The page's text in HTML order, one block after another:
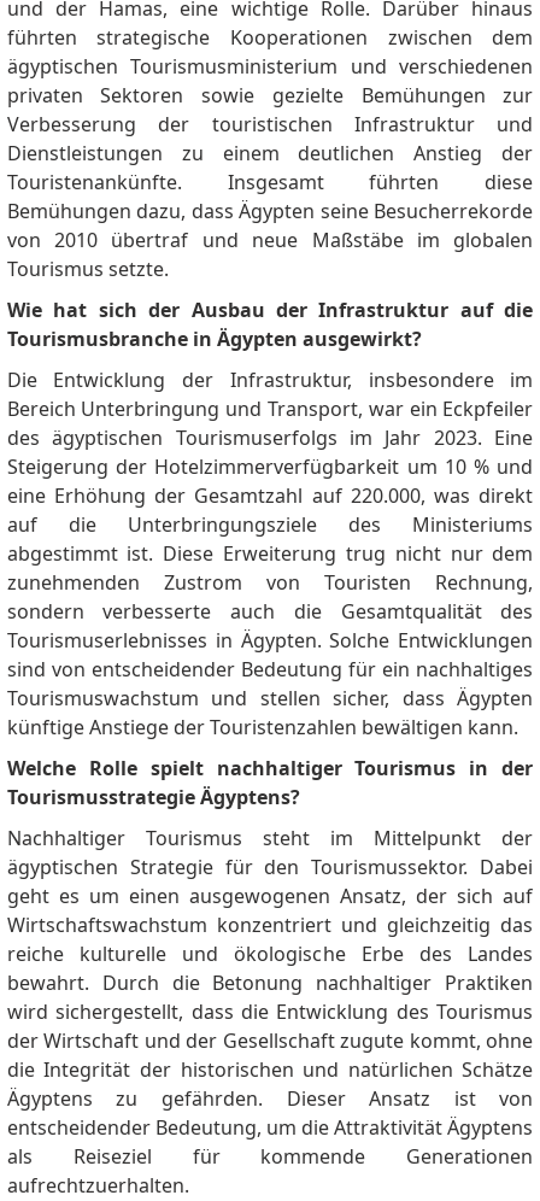
und der Hamas, eine wichtige Rolle. Darüber hinaus
führten strategische Kooperationen zwischen dem
ägyptischen Tourismusministerium und verschiedenen
privaten Sektoren sowie gezielte Bemühungen zur
Verbesserung der touristischen Infrastruktur und
Dienstleistungen zu einem deutlichen Anstieg der
Touristenankünfte. Insgesamt führten diese
Bemühungen dazu, dass Ägypten seine Besucherrekorde
von 2010 übertraf und neue Maßstäbe im globalen
Tourismus setzte.
Wie hat sich der Ausbau der Infrastruktur auf die
Tourismusbranche in Ägypten ausgewirkt?
Die Entwicklung der Infrastruktur, insbesondere im
Bereich Unterbringung und Transport, war ein Eckpfeiler
des ägyptischen Tourismuserfolgs im Jahr 2023. Eine
Steigerung der Hotelzimmerverfügbarkeit um 10 % und
eine Erhöhung der Gesamtzahl auf 220.000, was direkt
auf die Unterbringungsziele des Ministeriums
abgestimmt ist. Diese Erweiterung trug nicht nur dem
zunehmenden Zustrom von Touristen Rechnung,
sondern verbesserte auch die Gesamtqualität des
Tourismuserlebnisses in Ägypten.Solche Entwicklungen
sind von entscheidender Bedeutung für ein nachhaltiges
Tourismuswachstum und stellen sicher, dass Ägypten
künftige Anstiege der Touristenzahlen bewältigen kann.
Welche Rolle spielt nachhaltiger Tourismus in der
Tourismusstrategie Ägyptens?
Nachhaltiger Tourismus steht im Mittelpunkt der
ägyptischen Strategie für den Tourismussektor. Dabei
geht es um einen ausgewogenen Ansatz, der sich auf
Wirtschaftswachstum konzentriert und gleichzeitig das
reiche kulturelle und ökologische Erbe des Landes
bewahrt. Durch die Betonung nachhaltiger Praktiken
wird sichergestellt, dass die Entwicklung des Tourismus
der Wirtschaft und der Gesellschaft zugute kommt, ohne
die Integrität der historischen und natürlichen Schätze
Ägyptens zu gefährden. Dieser Ansatz ist von
entscheidender Bedeutung, um die Attraktivität Ägyptens
als Reiseziel für kommende Generationen
aufrechtzuerhalten.